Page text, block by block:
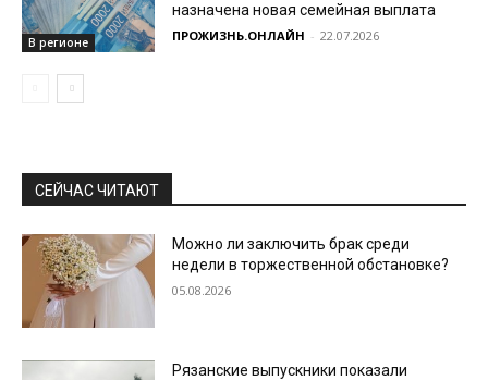
В регионе
назначена новая семейная выплата
ПРОЖИЗНЬ.ОНЛАЙН - 22.07.2026
СЕЙЧАС ЧИТАЮТ
Можно ли заключить брак среди
недели в торжественной обстановке?
05.08.2026
Рязанские выпускники показали